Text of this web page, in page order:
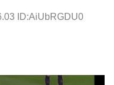
ID:AiUbRGDU0